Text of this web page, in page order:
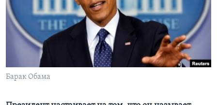
Learning English
СОЦИАЛЬНЫЕ СЕТИ
Барак Обама